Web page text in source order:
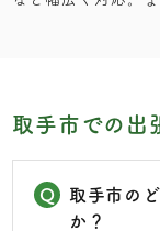
取手市での出
取手市の
か？